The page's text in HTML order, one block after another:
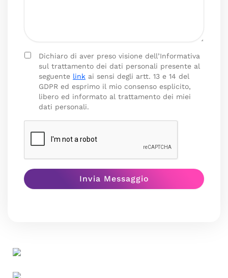
Dichiaro di aver preso visione dell’Informativa
sul trattamento dei dati personali presente al
seguente link ai sensi degli artt. 13 e 14 del
GDPR ed esprimo il mio consenso esplicito,
libero ed informato al trattamento dei miei
dati personali.